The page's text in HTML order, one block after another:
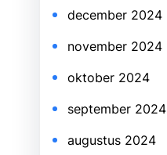
december 2024
november 2024
oktober 2024
september 2024
augustus 2024